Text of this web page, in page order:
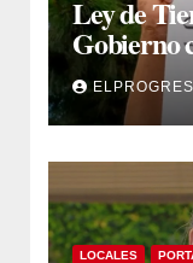
Ley de
Gobierno
capítulo de
LOCALES